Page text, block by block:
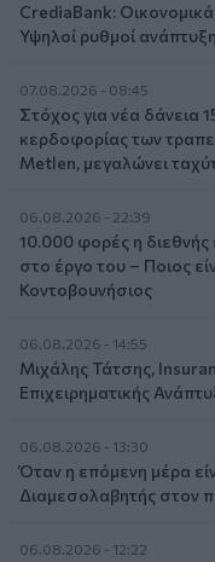
CrediaBank:
Υψηλοί ρυθμοί
07.08.2026 - 08:45
Στόχος για νέα δάνεια
κερδοφορίας των
Metlen, μεγαλώνει
06.08.2026 - 22:39
10.000 φορές η διεθνής
στο έργο του – Ποιος
Κοντοβουνήσιος
06.08.2026 - 14:55
Μιχάλης Τάτσης,
Επιχειρηματικής
06.08.2026 - 13:30
Όταν η επόμενη μέρα
Διαμεσολαβητής στον
06.08.2026 - 12:22